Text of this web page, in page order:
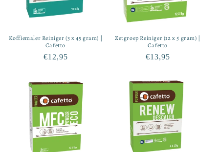
Koffiemaler Reiniger (3 x 45 gram) |
Cafetto
Normale
€12,95
Zetgroep Reiniger (12 x 5 gram) |
Cafetto
Normale
€13,95